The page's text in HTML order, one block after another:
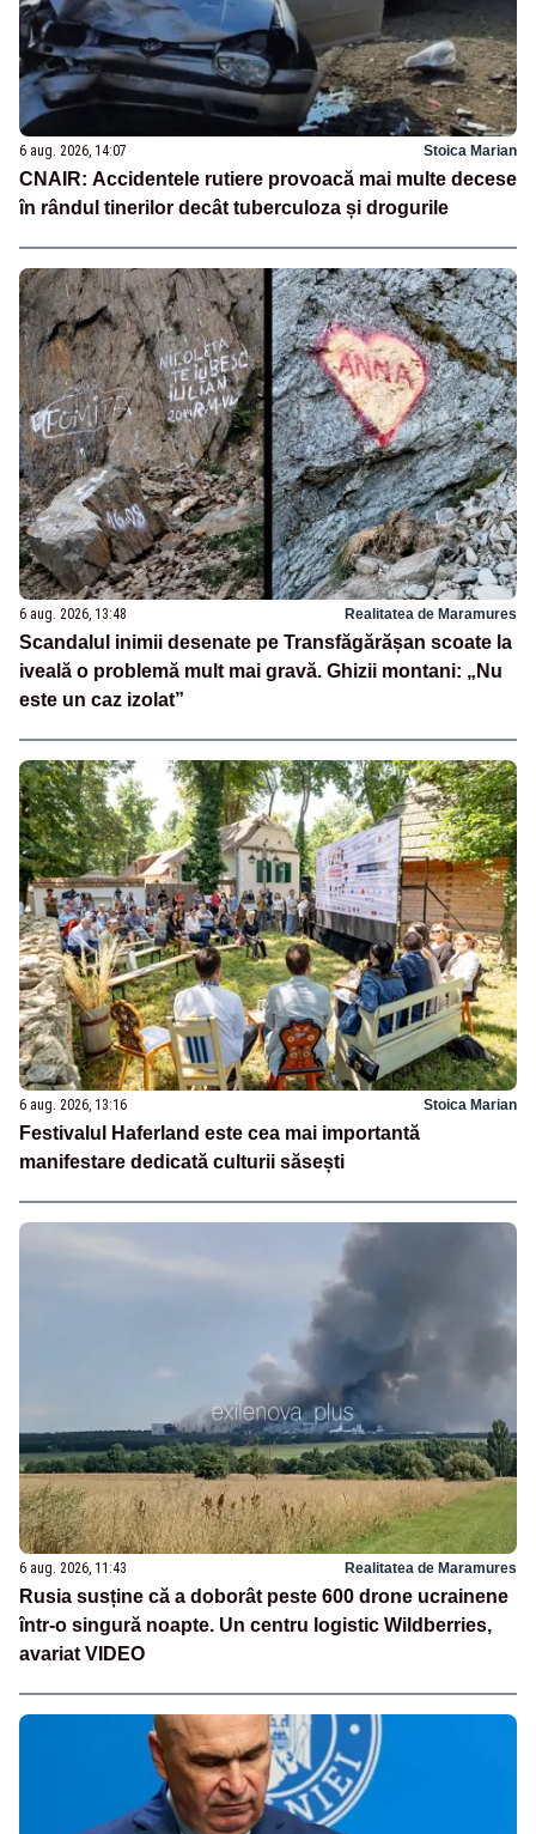
6 aug. 2026, 14:07 Stoica Marian
CNAIR: Accidentele rutiere provoacă mai multe decese
în rândul tinerilor decât tuberculoza și drogurile
6 aug. 2026, 13:48 Realitatea de Maramures
Scandalul inimii desenate pe Transfăgărășan scoate la
iveală o problemă mult mai gravă. Ghizii montani: „Nu
este un caz izolat”
6 aug. 2026, 13:16 Stoica Marian
Festivalul Haferland este cea mai importantă
manifestare dedicată culturii săsești
6 aug. 2026, 11:43 Realitatea de Maramures
Rusia susține că a doborât peste 600 drone ucrainene
într-o singură noapte. Un centru logistic Wildberries,
avariat VIDEO